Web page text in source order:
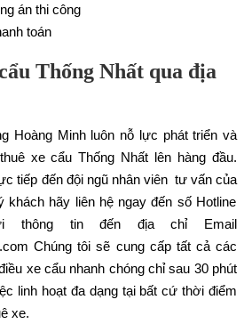
án thi công
toán
Thống Nhất qua địa
Hoàng Minh luôn nỗ lực phát triển và
xe cẩu Thống Nhất lên hàng đầu.
tiếp đến đội ngũ nhân viên tư vấn của
khách hãy liên hệ ngay đến số Hotline
thông tin đến địa chỉ Email
Chúng tôi sẽ cung cấp tất cả các
xe cẩu nhanh chóng chỉ sau 30 phút
linh hoạt đa dạng tại bất cứ thời điểm
xe.